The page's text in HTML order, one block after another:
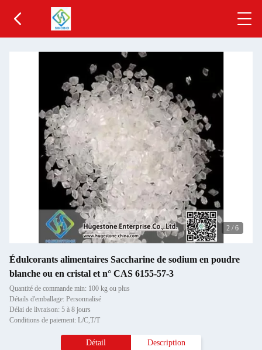
2 / 6
Édulcorants alimentaires Saccharine de sodium en poudre
blanche ou en cristal et n° CAS 6155-57-3
Quantité de commande min: 100 kg ou plus
Détails d'emballage: Personnalisé
Délai de livraison: 5 à 8 jours
Conditions de paiement: L/C,T/T
Détail Description